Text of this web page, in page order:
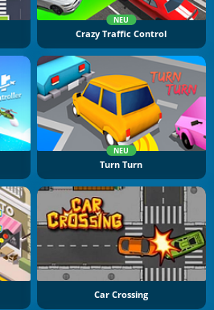
NEU
Crazy Traffic Control
NEU
Turn Turn
Car Crossing